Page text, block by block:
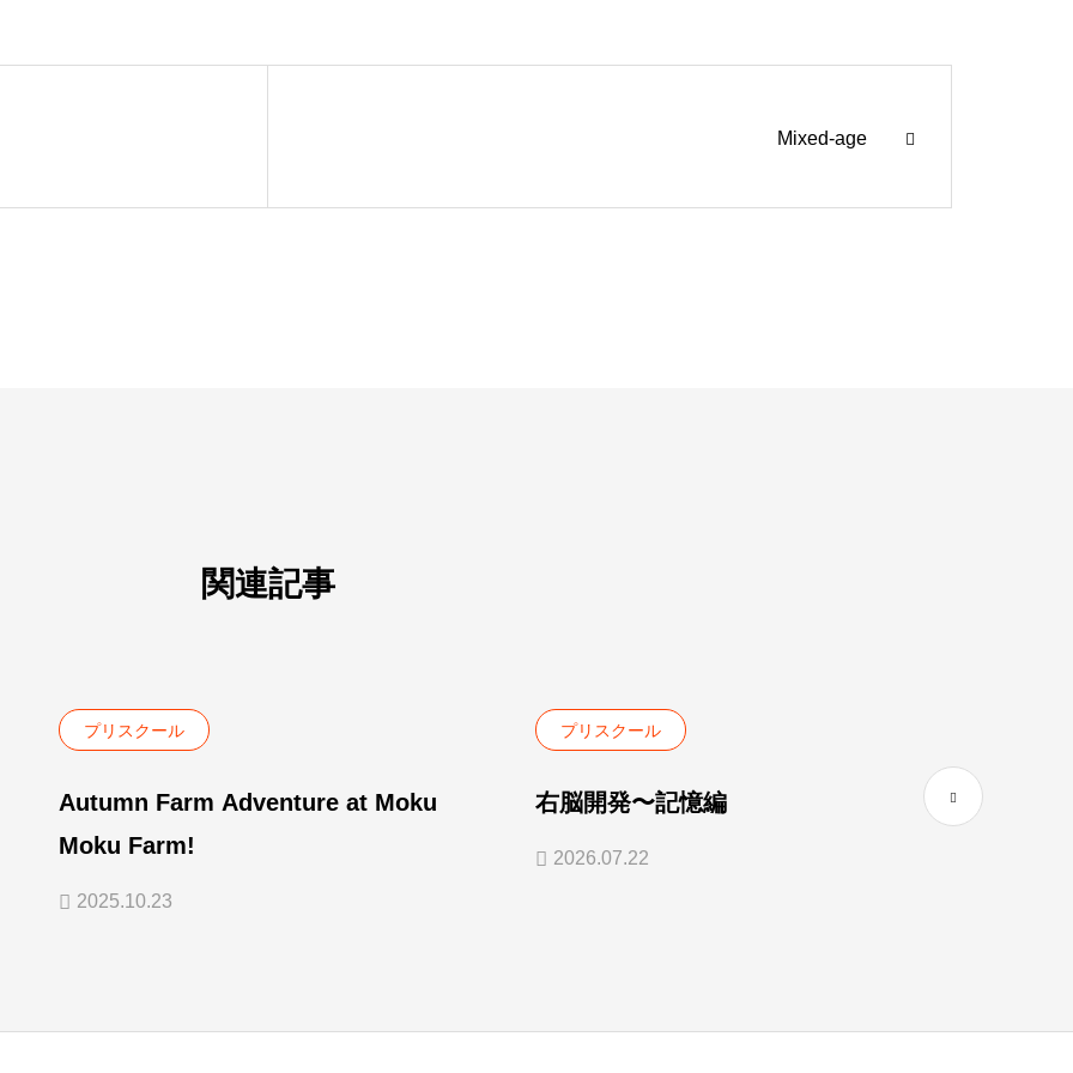
Mixed-age
関連記事
プリスクール
Autumn Farm Adventure at Moku
Moku Farm!
2025.10.23
プリスクール
右脳開発〜記憶編
2026.07.22